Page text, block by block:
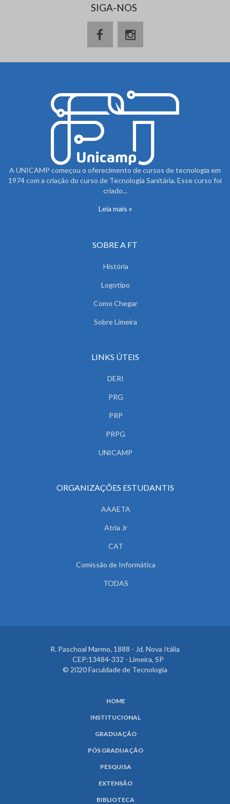
SIGA-NOS
A UNICAMP começou o oferecimento de cursos de tecnologia em
1974 com a criação do curso de Tecnologia Sanitária. Esse curso foi
criado...
Leia mais
SOBRE A FT
História
Logotipo
Como Chegar
Sobre Limeira
LINKS ÚTEIS
DERI
PRG
PRP
PRPG
UNICAMP
ORGANIZAÇÕES ESTUDANTIS
AAAETA
Atria Jr
CAT
Comissão de Informática
TODAS
R. Paschoal Marmo, 1888 - Jd. Nova Itália
CEP:13484-332 - Limeira, SP
© 2020 Faculdade de Tecnologia
HOME
INSTITUCIONAL
GRADUAÇÃO
PÓS GRADUAÇÃO
PESQUISA
EXTENSÃO
BIBLIOTECA